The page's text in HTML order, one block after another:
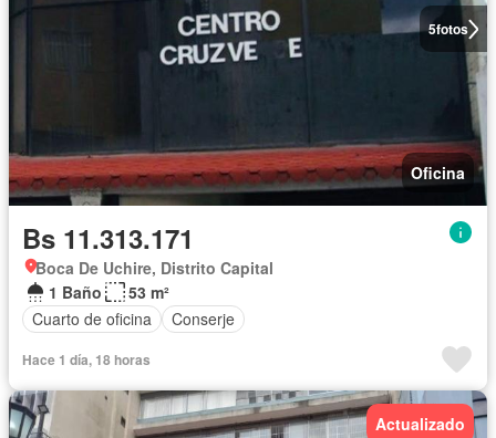
5fotos
Oficina
Bs 11.313.171
Boca De Uchire, Distrito Capital
1 Baño
53 m²
Cuarto de oficina
Conserje
Hace 1 día, 18 horas
Actualizado